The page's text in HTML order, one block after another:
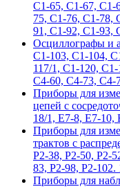
С1-65, С1-67, С1-
75, С1-76, С1-78,
91, С1-92, С1-93,
Осциллографы и
С1-103, С1-104,
117/1, С1-120,
С4-60, С4-73, С4-
Приборы для
цепей с
18/1, Е7-8, Е7-10,
Приборы для
трактов с
Р2-38, Р2-50, Р2-
83, Р2-98, Р2-102.
Приборы для